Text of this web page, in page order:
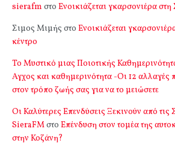
sierafm στο Ενοικιάζεται γκαρσονιέρα στη
Σιμος Μιμής στο Ενοικιάζεται
κέντρο
Το Μυστικό μιας Ποιοτικής
Αγχος και καθημερινότητα -Οι 12 αλλαγές
στον τρόπο ζωής σας για να το μειώσετε
Οι Καλύτερες Επενδύσεις Ξεκινούν από
SieraFMστο Επένδυση στον τομέα της
στην Κοζάνη?